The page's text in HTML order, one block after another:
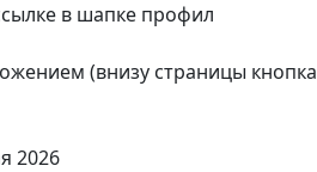
в шапке профил
(внизу страницы кнопка
2026